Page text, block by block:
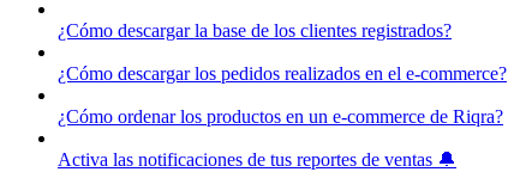
¿Cómo descargar la base de los clientes registrados?
¿Cómo descargar los pedidos realizados en el e-commerce?
¿Cómo ordenar los productos en un e-commerce de Riqra?
Activa las notificaciones de tus reportes de ventas 🔔